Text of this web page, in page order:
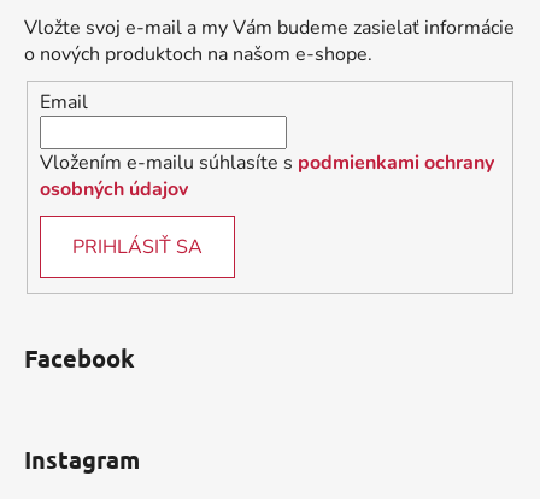
Vložte svoj e-mail a my Vám budeme zasielať informácie
o nových produktoch na našom e-shope.
Email
Vložením e-mailu súhlasíte s podmienkami ochrany
osobných údajov
PRIHLÁSIŤ SA
Facebook
Instagram